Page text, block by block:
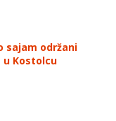
sajam održani
u Kostolcu